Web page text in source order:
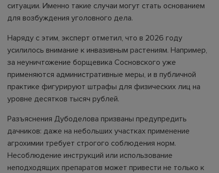
ситуации. Именно такие случаи могут стать основанием
для возбуждения уголовного дела.
Наряду с этим, эксперт отметил, что в 2026 году
усилилось внимание к инвазивным растениям. Например,
за неуничтожение борщевика Сосновского уже
применяются административные меры, и в публичной
практике фигурируют штрафы для физических лиц на
уровне десятков тысяч рублей.
Разъяснения Дубоделова призваны предупредить
дачников: даже на небольших участках применение
агрохимии требует строгого соблюдения норм.
Несоблюдение инструкций или использование
неподходящих препаратов может привести не только к